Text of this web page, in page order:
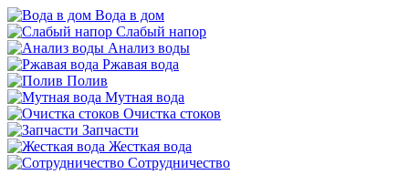
Вода в дом
Слабый напор
Анализ воды
Ржавая вода
Полив
Мутная вода
Очистка стоков
Запчасти
Жесткая вода
Сотрудничество